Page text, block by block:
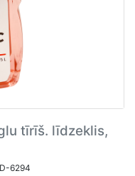
tīrīš. līdzeklis,
6294